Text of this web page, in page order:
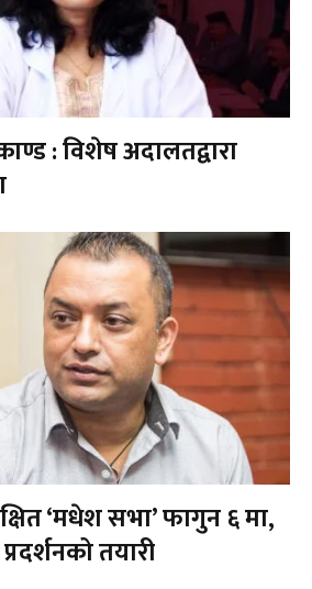
: विशेष अदालतद्वारा
‘मधेश सभा’ फागुन ६ मा,
तयारी